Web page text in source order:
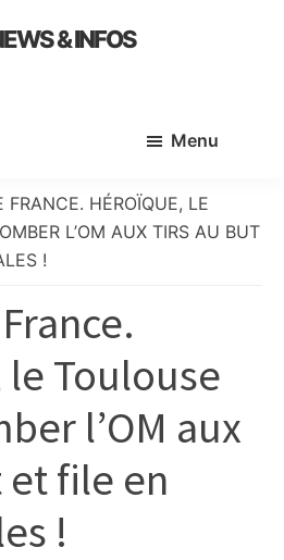
& INFOS
Menu
FRANCE. HÉROÏQUE, LE
L’OM AUX TIRS AU BUT
!
Toulouse
l’OM aux
file en
!